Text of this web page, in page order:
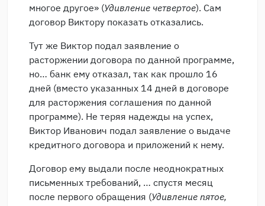
многое другое» (Удивление четвертое). Сам
договор Виктору показать отказались.
Тут же Виктор подал заявление о
расторжении договора по данной программе,
но… банк ему отказал, так как прошло 16
дней (вместо указанных 14 дней в договоре
для расторжения соглашения по данной
программе). Не теряя надежды на успех,
Виктор Иванович подал заявление о выдаче
кредитного договора и приложений к нему.
Договор ему выдали после неоднократных
письменных требований, … спустя месяц
после первого обращения (Удивление пятое,